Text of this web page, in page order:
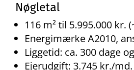
Nøgletal
116 m² til 5.995.000 kr.
Energimærke A2010,
Liggetid: ca. 300 dage
Ejerudgift: 3.745 kr./md.